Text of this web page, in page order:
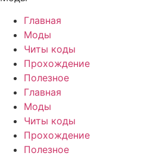
Главная
Моды
Читы коды
Прохождение
Полезное
Главная
Моды
Читы коды
Прохождение
Полезное